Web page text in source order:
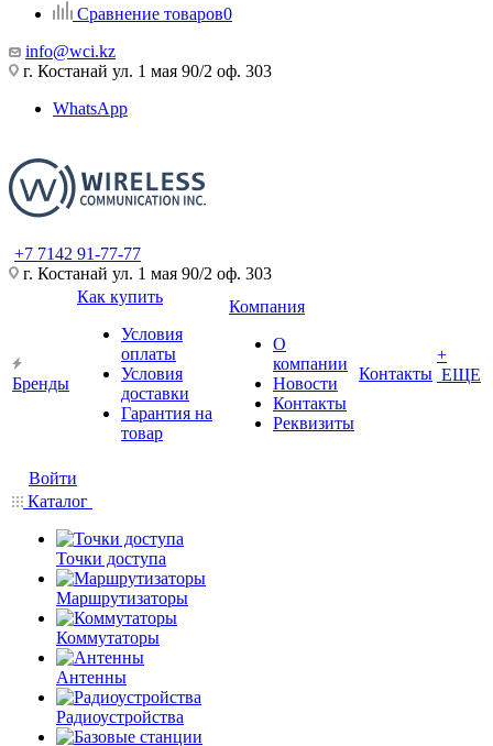
Сравнение товаров0
info@wci.kz
г. Костанай ул. 1 мая 90/2 оф. 303
WhatsApp
+7 7142 91-77-77
г. Костанай ул. 1 мая 90/2 оф. 303
Бренды
Как купить
Условия
оплаты
Условия
доставки
Гарантия на
товар
Компания
О
компании
Новости
Контакты
Реквизиты
Контакты
+
ЕЩЕ
Войти
Каталог
Точки доступа
Маршрутизаторы
Коммутаторы
Антенны
Радиоустройства